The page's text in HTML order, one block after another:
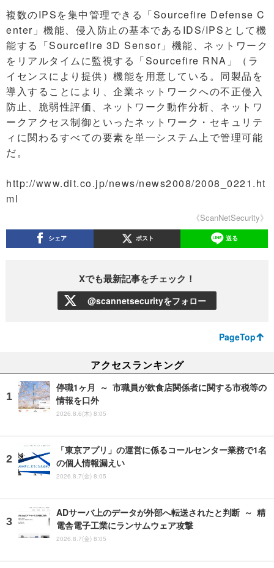
複数のIPSを集中管理できる「Sourcefire Defense C
enter」機能、侵入防止の基本であるIDS/IPSとして機
能する「Sourcefire 3D Sensor」機能、ネットワーク
をリアルタイムに監視する「Sourcefire RNA」（ラ
イセンスにより提供）機能を用意している。同製品を
導入することにより、企業ネットワークへの不正侵入
防止、脆弱性評価、ネットワーク動作分析、ネットワ
ークアクセス制御といったネットワーク・セキュリテ
ィに関わるすべての要素を単一システム上で管理可能
だ。
http://www.dit.co.jp/news/news2008/2008_0221.ht
ml
《ScanNetSecurity》
シェア ポスト 送る
Xでも最新記事をチェック！
@scannetsecurityをフォロー
PageTop
アクセスランキング
停職1ヶ月 ～ 市職員が飲食店関係者に関する市税等の
情報を口外
2026.8.6(木) 8:05
「東京アプリ」の運営に係るコールセンター業務で1名
の個人情報漏えい
2026.8.7(金) 8:05
ADサーバ上のデータが外部へ転送されたと判断 ～ 精
電舎電子工業にランサムウェア攻撃
2026.8.7(金) 8:05